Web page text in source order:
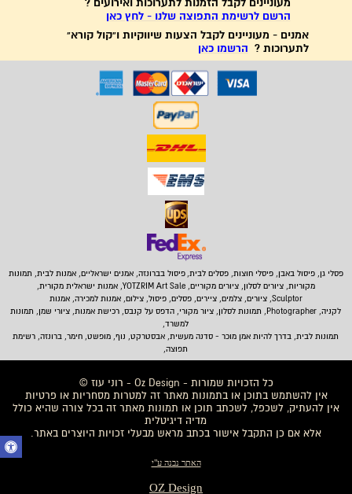
כל הזכויות שמורות - Oz Design - רוני עוז ©
אין להשתמש בתוכן או בתמונות מאתר זה למטרות מסחריות או פרטיות
אין להעתיק, לשכפל, לשכתב תוכן או תמונות מאתר זה בכל צורה שהיא כולל
מדיה דיגיטלית
אלא אם כן התקבל אישור בכתב מראש מבעלי זכויות היוצרים באתר.
פסלי גן, פיסול באבן, פיסלי חוצות, פסלים לבית,פיסול בברונזה, אמנים ישראליים, אמנות לבית, תמונות
מקוריות, ציורים לסלון, ציורים מקוריים, YOTZRIM Art Sale, אמנות ישראלית מקורית,
Sculptor, ציורים, צלמים, ציירים, פסלים, פיסול, צילום, אמנות למכירה, אמנות
לקניה, Photographer, תמונות לסלון, ציור מקורי, הדפס על קנבס, רכישת אמנות, ציורי שמן, תמונות
למשרד,
תמונות לבית, בדרך להיות אמן מוכר - סדנה מעשית, אבסטרקט, נוף, מופשט, חימר, ברונזה, רשימת
תפוצה,
מעוניינים לקבל הזמנות לתערוכות ואירועים ?
הרשם לרשימת התפוצה שלנו - לחץ כאן
אמנים - מעוניינים לקבל הצעות שיווקיות ו"קול קורא"
לתערוכות ? הרשמו כאן
האתר נבנה ע"י
OZ Design